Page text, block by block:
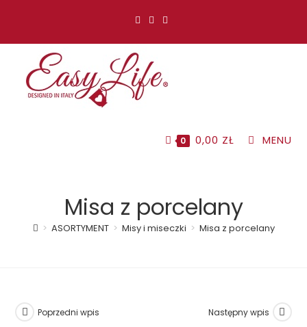
0 0,00 ZŁ MENU
Misa z porcelany
> ASORTYMENT > Misy i miseczki > Misa z porcelany
Poprzedni wpis Następny wpis